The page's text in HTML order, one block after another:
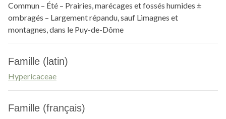
Commun – Été – Prairies, marécages et fossés humides ±
ombragés – Largement répandu, sauf Limagnes et
montagnes, dans le Puy-de-Dôme
Famille (latin)
Hypericaceae
Famille (français)